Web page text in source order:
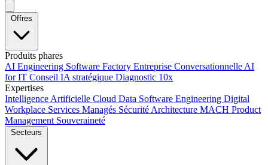
Offres
Produits phares
AI Engineering Software Factory Entreprise Conversationnelle AI
for IT Conseil IA stratégique Diagnostic 10x
Expertises
Intelligence Artificielle Cloud Data Software Engineering Digital
Workplace Services Managés Sécurité Architecture MACH Product
Management Souveraineté
Secteurs